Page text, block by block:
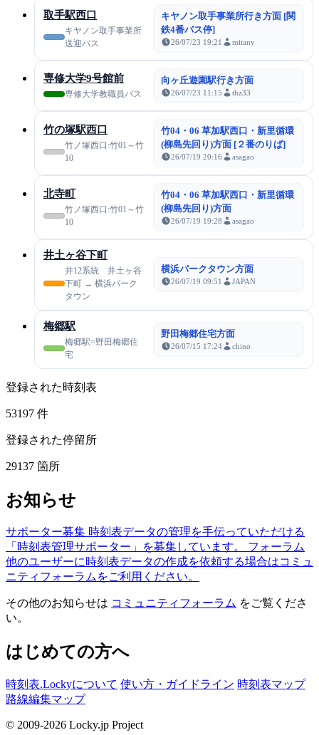
取手駅西口
キヤノン取手事業所
送迎バス
キヤノン取手事業所行き方面 [関
鉄4番バス停]
26/07/23 19:21 mitany
専修大学9号館前
専修大学教職員バス
向ヶ丘遊園駅行き方面
26/07/23 11:15 thz33
竹の塚駅西口
竹ノ塚西口:竹01～竹
10
竹04・06 草加駅西口・新里循環
(柳島先回り)方面 [２番のりば]
26/07/19 20:16 asagao
北寺町
竹ノ塚西口:竹01～竹
10
竹04・06 草加駅西口・新里循環
(柳島先回り)方面
26/07/19 19:28 asagao
井土ヶ谷下町
井12系統 井土ヶ谷
下町 → 横浜パーク
タウン
横浜パークタウン方面
26/07/19 09:51 JAPAN
梅郷駅
梅郷駅=野田梅郷住
宅
野田梅郷住宅方面
26/07/15 17:24 chino
登録された時刻表
53197 件
登録された停留所
29137 箇所
お知らせ
サポーター募集 時刻表データの管理を手伝っていただける
「時刻表管理サポーター」を募集しています。
フォーラム
他のユーザーに時刻表データの作成を依頼する場合はコミュ
ニティフォーラムをご利用ください。
その他のお知らせは コミュニティフォーラム をご覧くださ
い。
はじめての方へ
時刻表.Lockyについて 使い方・ガイドライン 時刻表マップ
路線編集マップ
© 2009-2026 Locky.jp Project